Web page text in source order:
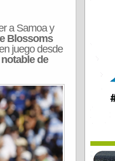
a Samoa y
Blossoms
juego desde
de